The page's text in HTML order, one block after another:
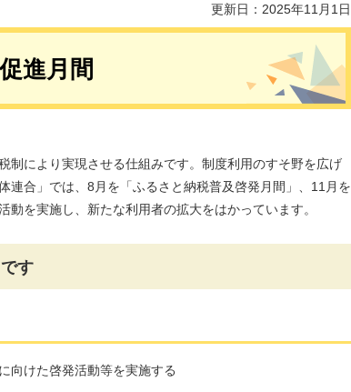
更新日：2025年11月1日
進月間
制により実現させる仕組みです。制度利用のすそ野を広げ
連合」では、8月を「ふるさと納税普及啓発月間」、11月を
動を実施し、新たな利用者の拡大をはかっています。
す
向けた啓発活動等を実施する